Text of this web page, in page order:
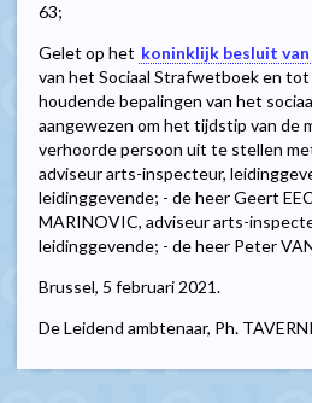
63;
Gelet op het koninklijk besluit van
van het Sociaal Strafwetboek en
houdende bepalingen van het
aangewezen om het tijdstip van de
verhoorde persoon uit te stellen
adviseur arts-inspecteur,
leidinggevende; - de heer Geert
MARINOVIC, adviseur arts-
leidinggevende; - de heer Peter
Brussel, 5 februari 2021.
De Leidend ambtenaar, Ph.